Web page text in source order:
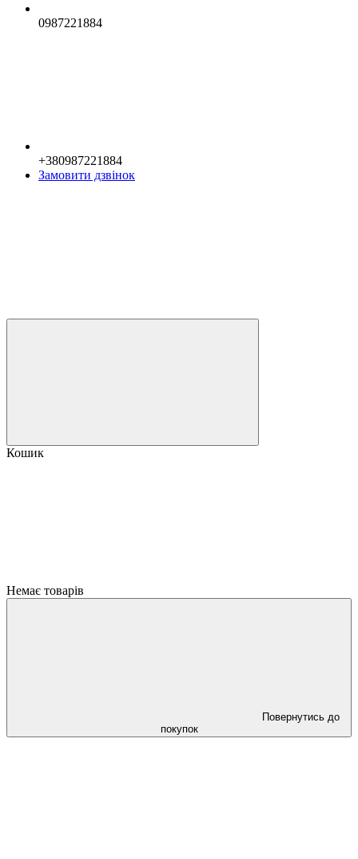
0987221884
+380987221884
Замовити дзвінок
Кошик
Немає товарів
Повернутись до
покупок